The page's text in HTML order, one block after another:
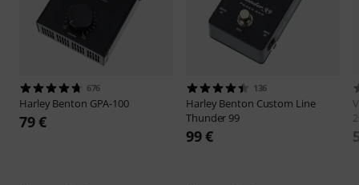
676
Harley Benton GPA-100
79 €
136
Harley Benton Custom Line
Thunder 99
99 €